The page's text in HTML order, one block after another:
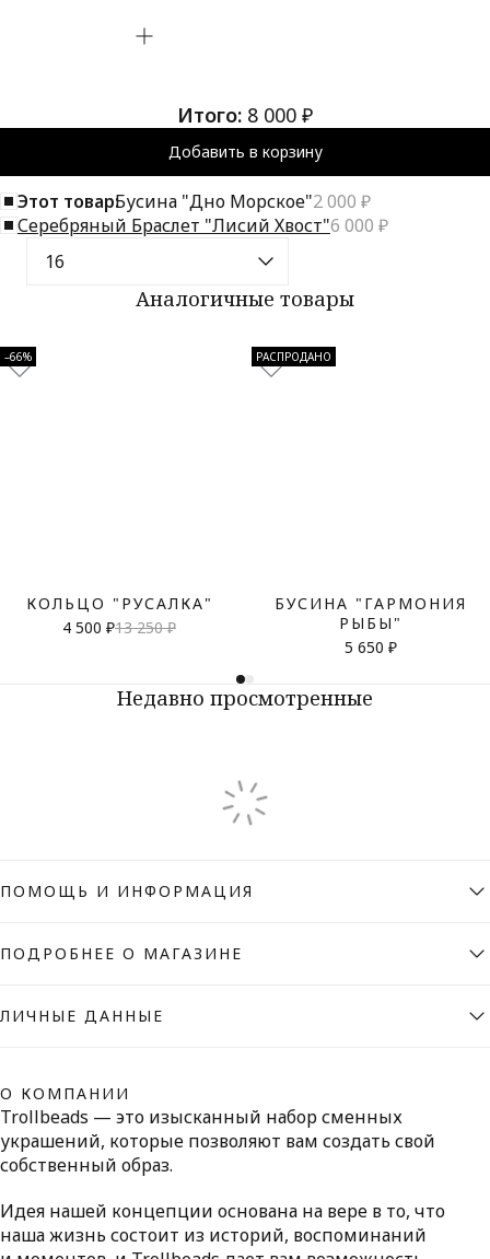
Итого: 8 000 ₽
Добавить в корзину
Этот товар:Бусина "Дно Морское"2 000 ₽
Серебряный Браслет "Лисий Хвост"6 000 ₽
Аналогичные товары
–66%
КОЛЬЦО "РУСАЛКА"
4 500 ₽13 250 ₽
РАСПРОДАНО
БУСИНА "ГАРМОНИЯ
РЫБЫ"
5 650 ₽
Недавно просмотренные
ПОМОЩЬ И ИНФОРМАЦИЯ
ПОДРОБНЕЕ О МАГАЗИНЕ
ЛИЧНЫЕ ДАННЫЕ
О КОМПАНИИ
Trollbeads — это изысканный набор сменных
украшений, которые позволяют вам создать свой
собственный образ.
Идея нашей концепции основана на вере в то, что
наша жизнь состоит из историй, воспоминаний